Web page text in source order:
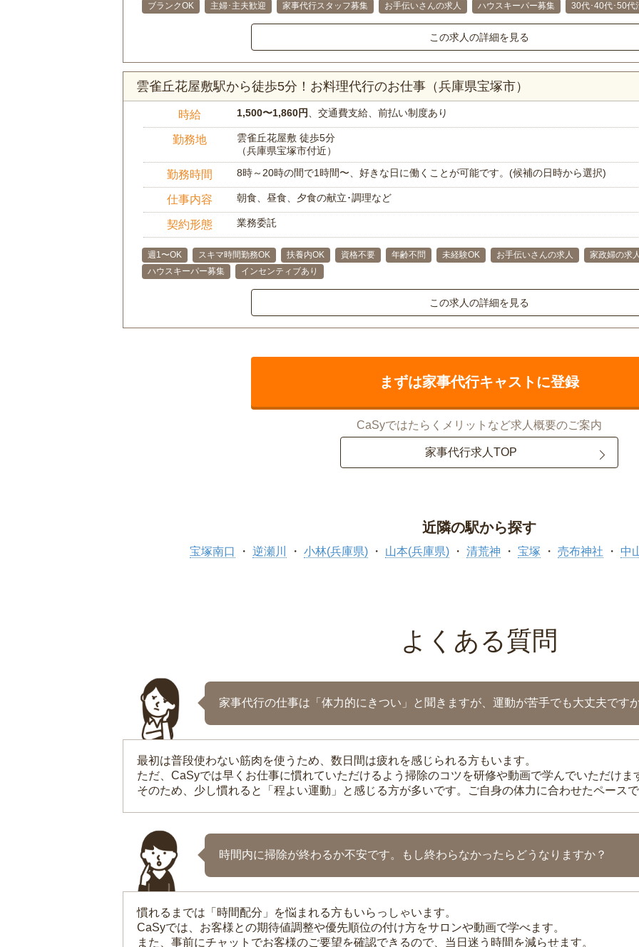
ブランクOK
主婦･主夫歓迎 家事代行スタッフ募集 お手伝いさんの求人 ハウスキーパー募集 30代･40代･50代
この求人の詳細を見る
雲雀丘花屋敷駅から徒歩5分！お料理代行のお仕事（兵庫県宝塚市）
時給 1,500〜1,860円 、交通費支給、前払い制度あり
勤務地
雲雀丘花屋敷 徒歩5分
（兵庫県宝塚市付近）
勤務時間 8時～20時の間で1時間〜、好きな日に働くことが可能です。(候補の日時から選択)
仕事内容 朝食、昼食、夕食の献立･調理など
契約形態 業務委託
週1〜OK スキマ時間勤務OK 扶養内OK 資格不要 年齢不問 未経験OK お手伝いさんの求人
家政婦の求
ハウスキーパー募集
インセンティブあり
この求人の詳細を見る
まずは家事代行キャストに登録
CaSyではたらくメリットなど求人概要のご案内
家事代行求人TOP
近隣の駅から探す
宝塚南口 逆瀬川 小林(兵庫県) 山本(兵庫県) 清荒神 宝塚 売布神社 中
よくある質問
家事代行の仕事は「体力的にきつい」と聞きますが、運動が苦手でも大丈夫です
最初は普段使わない筋肉を使うため、数日間は疲れを感じられる方もいます。
ただ、CaSyでは早くお仕事に慣れていただけるよう掃除のコツを研修や動画で学んでいただけま
そのため、少し慣れると「程よい運動」と感じる方が多いです。ご自身の体力に合わせたペース
時間内に掃除が終わるか不安です。もし終わらなかったらどうなりますか？
慣れるまでは「時間配分」を悩まれる方もいらっしゃいます。
CaSyでは、お客様との期待値調整や優先順位の付け方をサロンや動画で学べます。
また、事前にチャットでお客様のご要望を確認できるので、当日迷う時間を減らせます。